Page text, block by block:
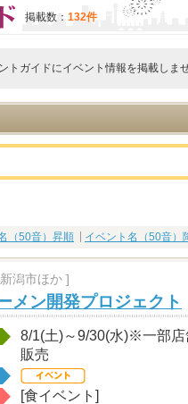
掲載数： 132件
トガイドにイベント情報を掲載しま
（50音）昇順 イベント名（50音）
新潟市ほか ]
メン開発プロジェクト
8/1(土)～9/30(水)※一部
販売
[食イベント]